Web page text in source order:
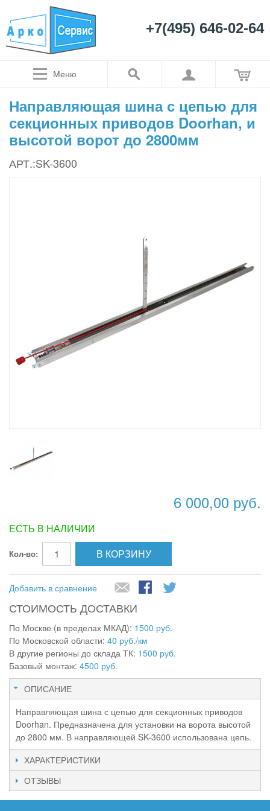
+7(495) 646-02-64
Меню
Направляющая шина с цепью для
секционных приводов Doorhan, и
высотой ворот до 2800мм
АРТ.:SK-3600
6 000,00 руб.
ЕСТЬ В НАЛИЧИИ
Кол-во: В КОРЗИНУ
Добавить в сравнение
СТОИМОСТЬ ДОСТАВКИ
По Москве (в пределах МКАД): 1500 руб.
По Московской области: 40 руб./км
В другие регионы до склада ТК: 1500 руб.
Базовый монтаж: 4500 руб.
ОПИСАНИЕ
Направляющая шина с цепью для секционных приводов
Doorhan. Предназначена для установки на ворота высотой
до 2800 мм. В направляющей SK-3600 использована цепь.
ХАРАКТЕРИСТИКИ
ОТЗЫВЫ